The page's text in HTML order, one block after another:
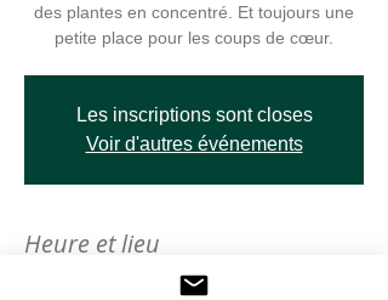
des plantes en concentré. Et toujours une
Les inscriptions sont closes
Voir d'autres événements
Heure et lieu